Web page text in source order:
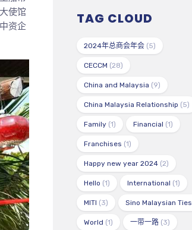
使馆
资企
TAG CLOUD
2024年总商会年会 (5)
CECCM (28)
China and Malaysia (9)
China Malaysia Relationship (5)
Family (1) Financial (1)
Franchises (1)
Happy new year 2024 (2)
Hello (1) International (1)
MITI (3) Sino Malaysian Ties
World (1) 一带一路 (3)